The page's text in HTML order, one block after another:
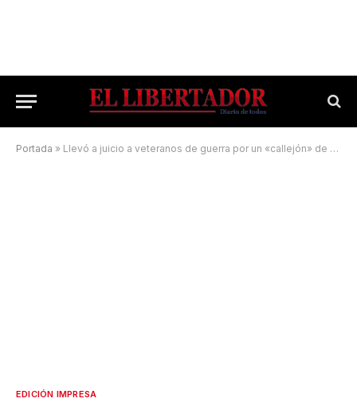
Portada » Llevó a juicio a veteranos de guerra por un «callejón» de salida a la calle
EDICIÓN IMPRESA